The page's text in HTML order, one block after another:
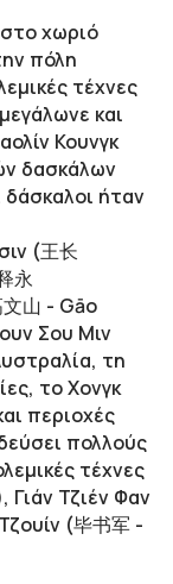
χωριό
πόλη
τέχνες
και
Κουνγκ
δασκάλων
δάσκαλοι ήταν
(王长
永
山 - Gāo
Σου Μιν
τη
το Χονγκ
περιοχές
πολλούς
τέχνες
Γιάν Τζιέν Φαν
(毕书军 -